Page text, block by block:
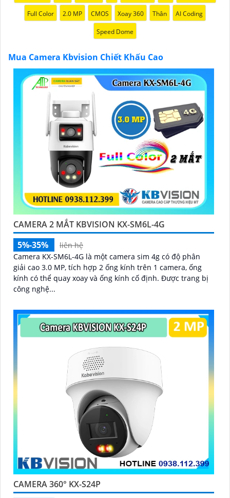
chính hãng với chiết khấu cao nhất trên thị trường.
Hãy đến với chúng tôi để trải nghiệm dịch vụ tốt nhất
và nhận được sự tư vấn chuyên nghiệp về giải pháp an
Hy vọng những câu giới thiệu trên sẽ giúp bạn thành
công trong việc tiếp cận khách hàng và tăng cơ hội
bán hàng của bạn. Nếu có bất kỳ yêu cầu hay câu hỏi
nào khác, bạn có thể chia sẻ để tôi hỗ trợ bạn tốt hơn!
Full Color 2.0 MP CMOS Xoay 360 Thân AI Coding
Speed Dome
Mua Camera Kbvision Chiết Khấu Cao
CAMERA 2 MẮT KBVISION KX-SM6L-4G
5%-35%
liên hệ
Camera KX-SM6L-4G là một camera sim 4g có độ phân
giải cao 3.0 MP, tích hợp 2 ống kính trên 1 camera, ống
kính có thể quay xoay và ống kính cố định. Được trang bị
công nghệ...
CAMERA 360° KX-S24P